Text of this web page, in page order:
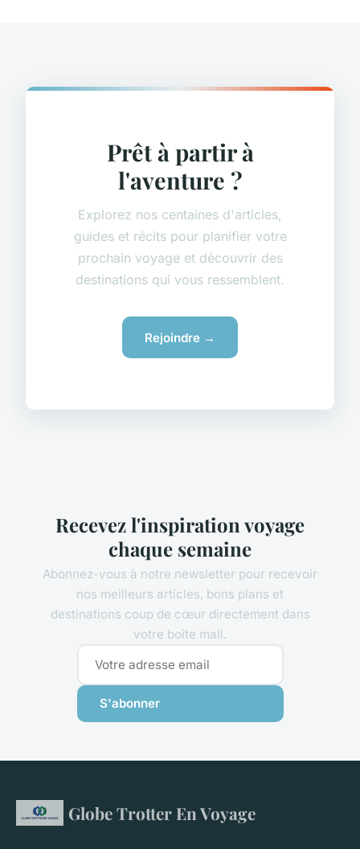
Prêt à partir à
l'aventure ?
Explorez nos centaines d'articles,
guides et récits pour planifier votre
prochain voyage et découvrir des
destinations qui vous ressemblent.
Rejoindre →
Recevez l'inspiration voyage
chaque semaine
Abonnez-vous à notre newsletter pour recevoir
nos meilleurs articles, bons plans et
destinations coup de cœur directement dans
votre boîte mail.
S'abonner
Globe Trotter En Voyage